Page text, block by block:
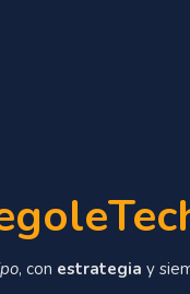
, con estrategia y